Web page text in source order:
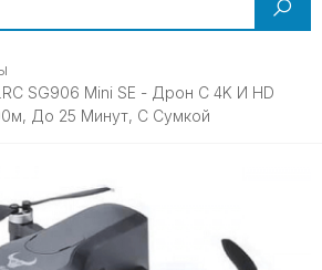
SG906 Mini SE - Дрон С 4K И HD
До 25 Минут, С Сумкой